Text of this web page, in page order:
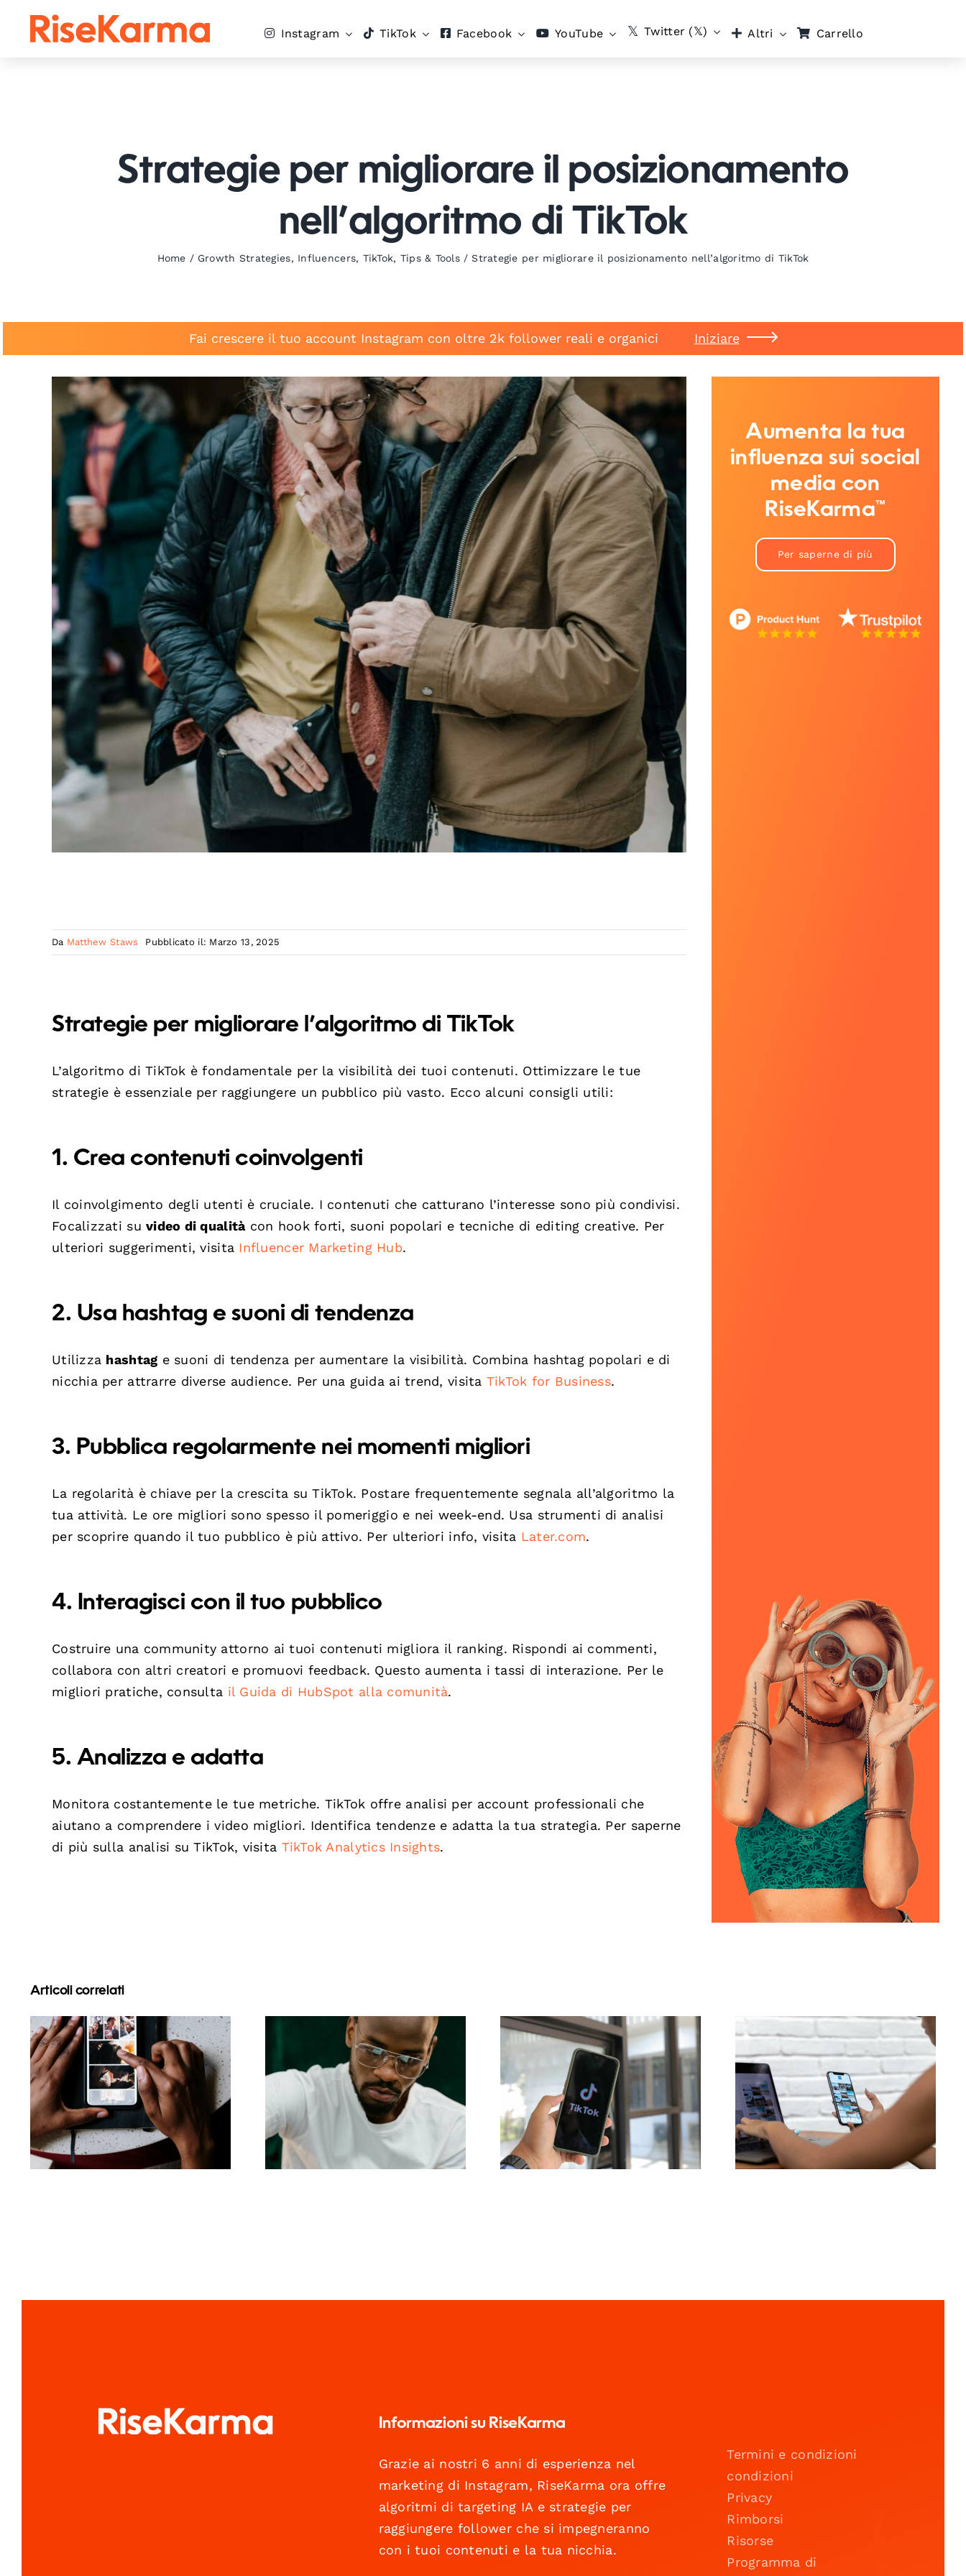
Instagram TikTok Facebook YouTube Twitter (𝕏) Altri Carrello
Strategie per migliorare il posizionamento
nell’algoritmo di TikTok
Home / Growth Strategies, Influencers, TikTok, Tips & Tools / Strategie per migliorare il posizionamento nell’algoritmo di TikTok
Fai crescere il tuo account Instagram con oltre 2k follower reali e organici Iniziare
Da Matthew Staws Pubblicato il: Marzo 13, 2025
Strategie per migliorare l’algoritmo di TikTok
L’algoritmo di TikTok è fondamentale per la visibilità dei tuoi contenuti. Ottimizzare le tue
strategie è essenziale per raggiungere un pubblico più vasto. Ecco alcuni consigli utili:
1. Crea contenuti coinvolgenti
Il coinvolgimento degli utenti è cruciale. I contenuti che catturano l’interesse sono più condivisi.
Focalizzati suvideo di qualitàcon hook forti, suoni popolari e tecniche di editing creative. Per
ulteriori suggerimenti, visita Influencer Marketing Hub.
2. Usa hashtag e suoni di tendenza
Utilizza hashtag e suoni di tendenza per aumentare la visibilità. Combina hashtag popolari e di
nicchia per attrarre diverse audience. Per una guida ai trend, visita TikTok for Business.
3. Pubblica regolarmente nei momenti migliori
La regolarità è chiave per la crescita su TikTok. Postare frequentemente segnala all’algoritmo la
tua attività. Le ore migliori sono spesso il pomeriggio e nei week-end. Usa strumenti di analisi
per scoprire quando il tuo pubblico è più attivo. Per ulteriori info, visita Later.com.
4. Interagisci con il tuo pubblico
Costruire una community attorno ai tuoi contenuti migliora il ranking. Rispondi ai commenti,
collabora con altri creatori e promuovi feedback. Questo aumenta i tassi di interazione. Per le
migliori pratiche, consulta il Guida di HubSpot alla comunità.
5. Analizza e adatta
Monitora costantemente le tue metriche. TikTok offre analisi per account professionali che
aiutano a comprendere i video migliori. Identifica tendenze e adatta la tua strategia. Per saperne
di più sulla analisi su TikTok, visita TikTok Analytics Insights.
Aumenta la tua
influenza sui social
media con
RiseKarma™
Per saperne di più
Articoli correlati
Le migliori app per
animare foto e
rendere coinvolgenti i
post su Facebook
I 17 migliori consigli
avanzati per
comprendere
l’algoritmo di TikTok
Massimizzare la
portata: Strumenti
efficaci per la
pubblicazione su più
piattaforme nel 2024
Le 3 migliori
piattaforme per
trovare idee di UGC
(Contenuti Generati
dagli Utenti)
Informazioni su RiseKarma
Grazie ai nostri 6 anni di esperienza nel
marketing di Instagram, RiseKarma ora offre
algoritmi di targeting IA e strategie per
raggiungere follower che si impegneranno
con i tuoi contenuti e la tua nicchia.
Termini e condizioni
condizioni
Privacy
Rimborsi
Risorse
Programma di